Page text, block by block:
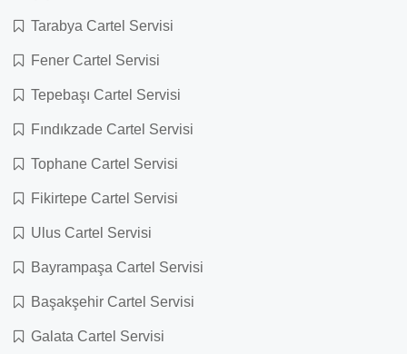
Tarabya Cartel Servisi
Fener Cartel Servisi
Tepebaşı Cartel Servisi
Fındıkzade Cartel Servisi
Tophane Cartel Servisi
Fikirtepe Cartel Servisi
Ulus Cartel Servisi
Bayrampaşa Cartel Servisi
Başakşehir Cartel Servisi
Galata Cartel Servisi